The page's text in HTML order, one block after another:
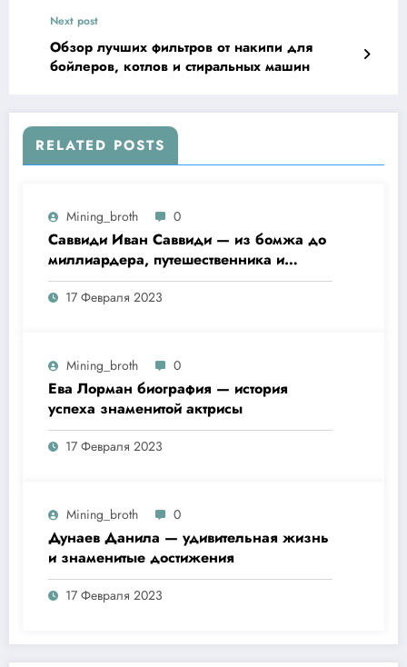
Next post
Обзор лучших фильтров от накипи для
бойлеров, котлов и стиральных машин
RELATED POSTS
Mining_broth 0
Саввиди Иван Саввиди — из бомжа до
миллиардера, путешественника и
футбольного президента —
удивительная биография
17 Февраля 2023
Mining_broth 0
Ева Лорман биография — история
успеха знаменитой актрисы
17 Февраля 2023
Mining_broth 0
Дунаев Данила — удивительная жизнь
и знаменитые достижения
17 Февраля 2023